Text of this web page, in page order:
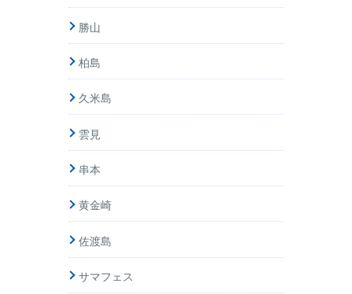
勝山
柏島
久米島
雲見
串本
黄金崎
佐渡島
サマフェス